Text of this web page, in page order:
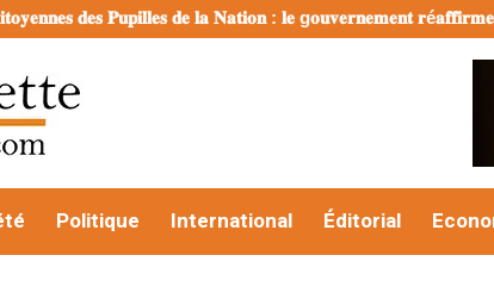
𝐝𝐞𝐬 𝐏𝐮𝐩𝐢𝐥𝐥𝐞𝐬 𝐝𝐞 𝐥𝐚 𝐍𝐚𝐭𝐢𝐨𝐧 : 𝐥𝐞 g𝐨𝐮𝐯𝐞𝐫𝐧𝐞𝐦𝐞𝐧𝐭 𝐫é𝐚𝐟𝐟𝐢𝐫𝐦𝐞 𝐬𝐨𝐧
Politique International Éditorial